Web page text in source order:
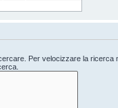
Per velocizzare la ricerca